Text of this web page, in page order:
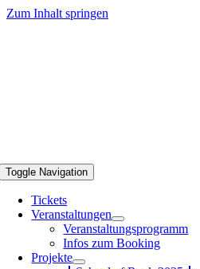
Zum Inhalt springen
Toggle Navigation
Tickets
Veranstaltungen
Veranstaltungsprogramm
Infos zum Booking
Projekte